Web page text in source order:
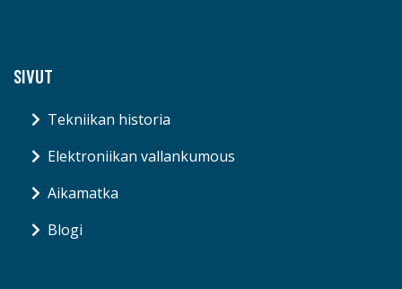
SIVUT
Tekniikan historia
Elektroniikan vallankumous
Aikamatka
Blogi